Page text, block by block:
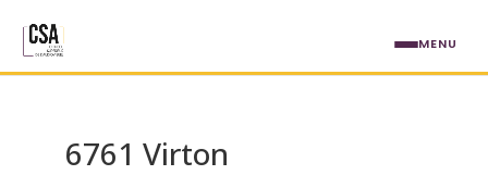
6761 Virton
MENU